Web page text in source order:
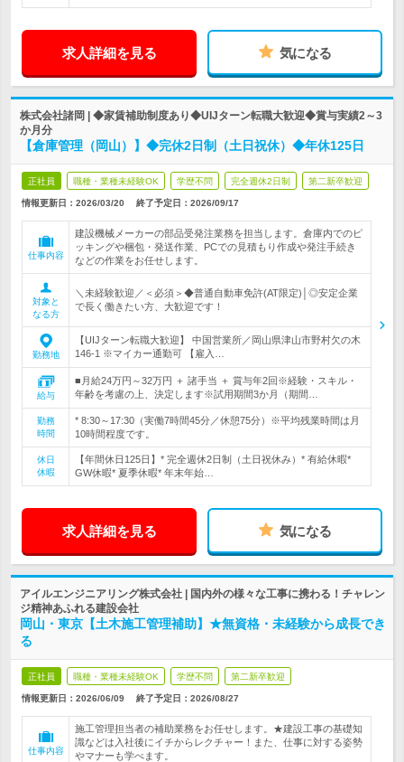
求人詳細を見る 気になる
株式会社諸岡 | ◆家賃補助制度あり◆UIJターン転職大歓迎◆賞与実績2～3
か月分
【倉庫管理（岡山）】◆完休2日制（土日祝休）◆年休125日
正社員 職種・業種未経験OK 学歴不問 完全週休2日制 第二新卒歓迎
情報更新日：2026/03/20 終了予定日： 2026/09/17
仕事内容
建設機械メーカーの部品受発注業務を担当します。倉庫内でのピ
ッキングや梱包・発送作業、PCでの見積もり作成や発注手続き
などの作業をお任せします。
対象と
なる方
＼未経験歓迎／＜必須＞◆普通自動車免許(AT限定)│◎安定企業
で長く働きたい方、大歓迎です！
勤務地
【UIJターン転職大歓迎】 中国営業所／岡山県津山市野村欠の木
146-1 ※マイカー通勤可 【雇入…
給与
■月給24万円～32万円 ＋ 諸手当 ＋ 賞与年2回※経験・スキル・
年齢を考慮の上、決定します※試用期間3か月（期間…
勤務
時間
* 8:30～17:30（実働7時間45分／休憩75分）※平均残業時間は月
10時間程度です。
休日
休暇
【年間休日125日】* 完全週休2日制（土日祝休み）* 有給休暇*
GW休暇* 夏季休暇* 年末年始…
求人詳細を見る 気になる
アイルエンジニアリング株式会社 | 国内外の様々な工事に携わる！チャレン
ジ精神あふれる建設会社
岡山・東京【土木施工管理補助】★無資格・未経験から成長でき
る
正社員 職種・業種未経験OK 学歴不問 第二新卒歓迎
情報更新日：2026/06/09 終了予定日： 2026/08/27
仕事内容
施工管理担当者の補助業務をお任せします。★建設工事の基礎知
識などは入社後にイチからレクチャー！また、仕事に対する姿勢
やマナーも学べます。